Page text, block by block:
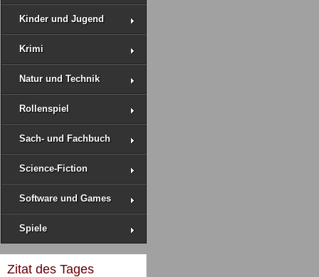
Kinder und Jugend
Krimi
Natur und Technik
Rollenspiel
Sach- und Fachbuch
Science-Fiction
Software und Games
Spiele
Zitat des Tages